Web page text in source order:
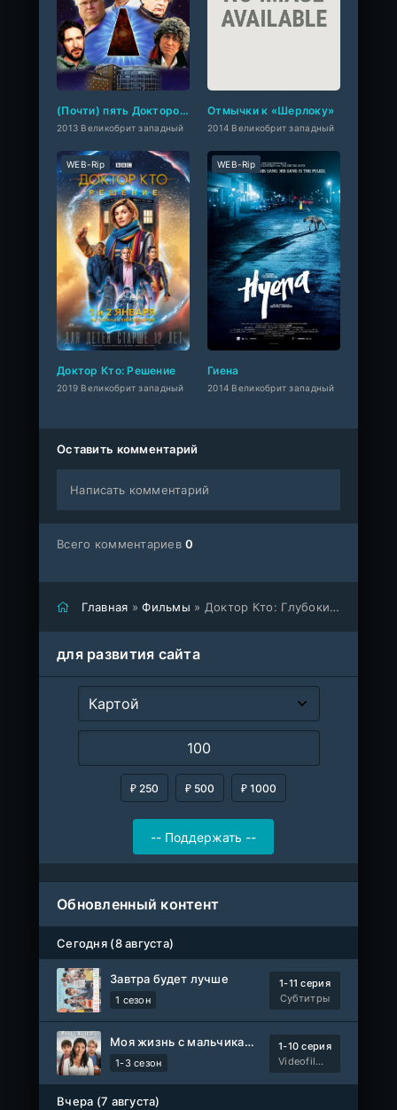
(Почти) пять Докторов: Перезагрузка
2013 Великобрит западный
Отмычки к «Шерлоку»
2014 Великобрит западный
Доктор Кто: Решение
2019 Великобрит западный
WEB-Rip
Гиена
2014 Великобрит западный
WEB-Rip
Оставить комментарий
Написать комментарий
Всего комментариев0
Главная »Фильмы » Доктор Кто: Глубокий вдох
для развития сайта
₽ 250 ₽ 500 ₽ 1000
Обновленный контент
Сегодня (8 августа)
Завтра будет лучше
1 сезон
1-11 серия
Субтитры
Моя жизнь с мальчиками Уолтер
1-3 сезон
1-10 серия
Videofilm Int
Вчера (7 августа)